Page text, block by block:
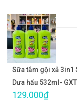
Sữa tắm gội xả 3in1
Dưa hấu 532ml-
129.000₫